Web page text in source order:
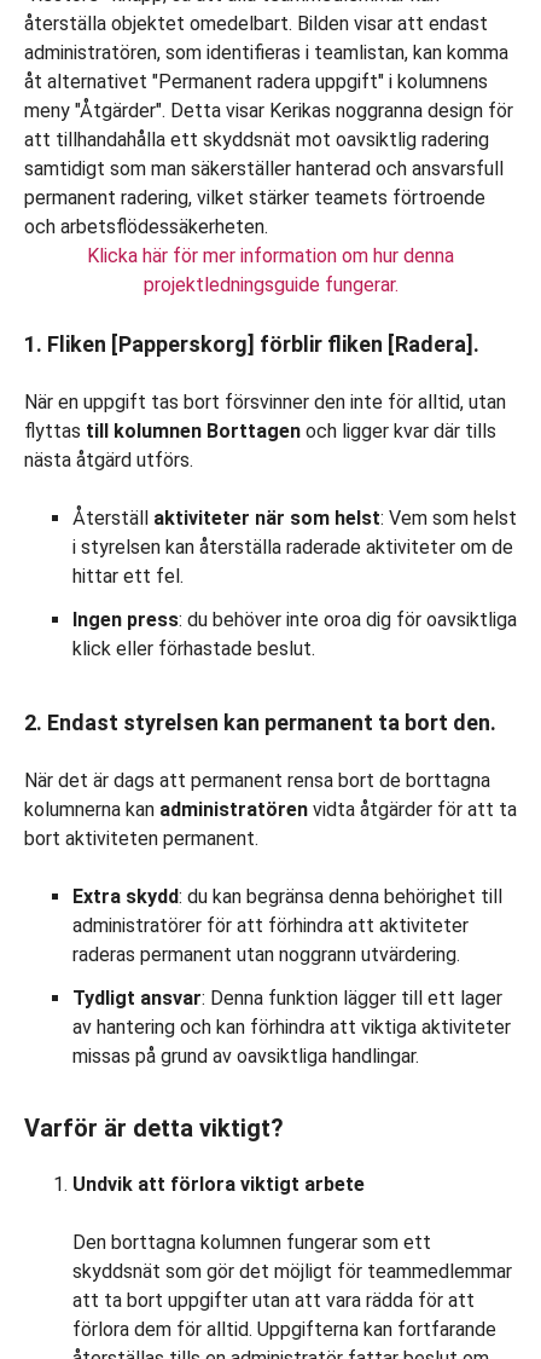
Klicka här för mer information om hur denna
projektledningsguide fungerar.
1. Fliken [Papperskorg] förblir fliken [Radera].
När en uppgift tas bort försvinner den inte för alltid, utan
flyttas till kolumnen Borttagen och ligger kvar där tills
nästa åtgärd utförs.
Återställ aktiviteter när som helst: Vem som helst
i styrelsen kan återställa raderade aktiviteter om de
hittar ett fel.
Ingen press: du behöver inte oroa dig för oavsiktliga
klick eller förhastade beslut.
2. Endast styrelsen kan permanent ta bort den.
När det är dags att permanent rensa bort de borttagna
kolumnerna kan administratören vidta åtgärder för att ta
bort aktiviteten permanent.
Extra skydd: du kan begränsa denna behörighet till
administratörer för att förhindra att aktiviteter
raderas permanent utan noggrann utvärdering.
Tydligt ansvar: Denna funktion lägger till ett lager
av hantering och kan förhindra att viktiga aktiviteter
missas på grund av oavsiktliga handlingar.
Varför är detta viktigt?
Undvik att förlora viktigt arbete
Den borttagna kolumnen fungerar som ett
skyddsnät som gör det möjligt för teammedlemmar
att ta bort uppgifter utan att vara rädda för att
förlora dem för alltid. Uppgifterna kan fortfarande